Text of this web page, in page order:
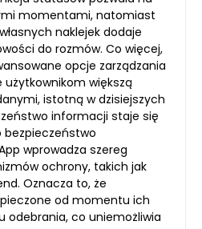
momentami, natomiast
naklejek dodaje
do rozmów. Co więcej,
opcje zarządzania
większą
istotną w dzisiejszych
informacji staje się
wprowadza szereg
ochrony, takich jak
Oznacza to, że
od momentu ich
odebrania, co uniemożliwia